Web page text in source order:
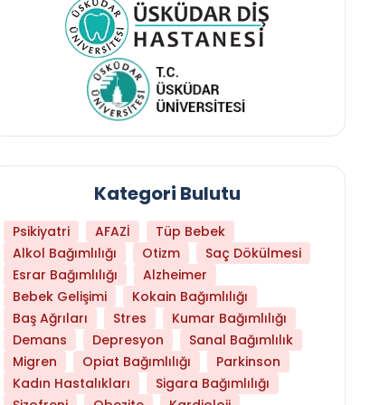
Hangi Yaşta Hangi Testi Yaptırmanız
Kategori Bulutu
Psikiyatri AFAZİ
Tüp Bebek
Alkol Bağımlılığı
Otizm
Saç Dökülmesi
Esrar Bağımlılığı
Alzheimer
Bebek Gelişimi
Kokain Bağımlılığı
Baş Ağrıları
Stres
Kumar Bağımlılığı
Demans
Depresyon
Sanal Bağımlılık
Migren
Opiat Bağımlılığı
Parkinson
Kadın Hastalıkları
Sigara Bağımlılığı